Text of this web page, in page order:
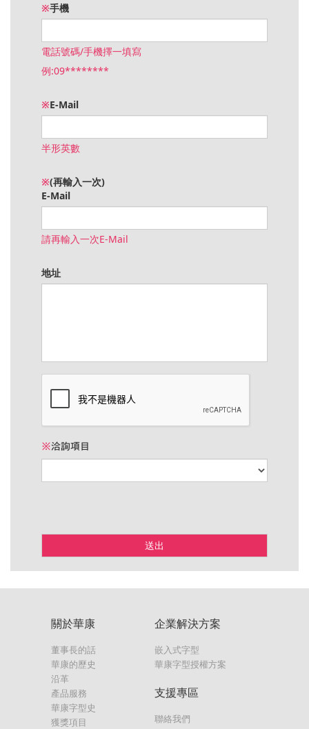
※手機
電話號碼/手機擇一填寫
例:09********
※E-Mail
半形英數
※(再輸入一次)
E-Mail
請再輸入一次E-Mail
地址
※洽詢項目
送出
關於華康
董事長的話
華康的歷史
沿革
產品服務
華康字型史
獲獎項目
企業解決方案
嵌入式字型
華康字型授權方案
支援專區
聯絡我們